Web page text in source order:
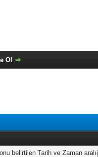
Ol
belirtilen Tarih ve Zaman